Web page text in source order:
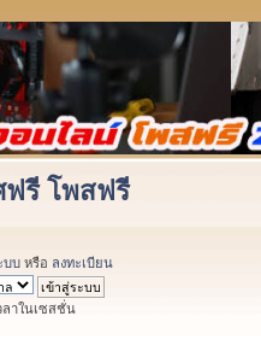
ฟรี โพสฟรี
บบ หรือ ลงทะเบียน
ลาในเซสชั่น